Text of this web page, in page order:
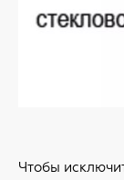
Чтобы